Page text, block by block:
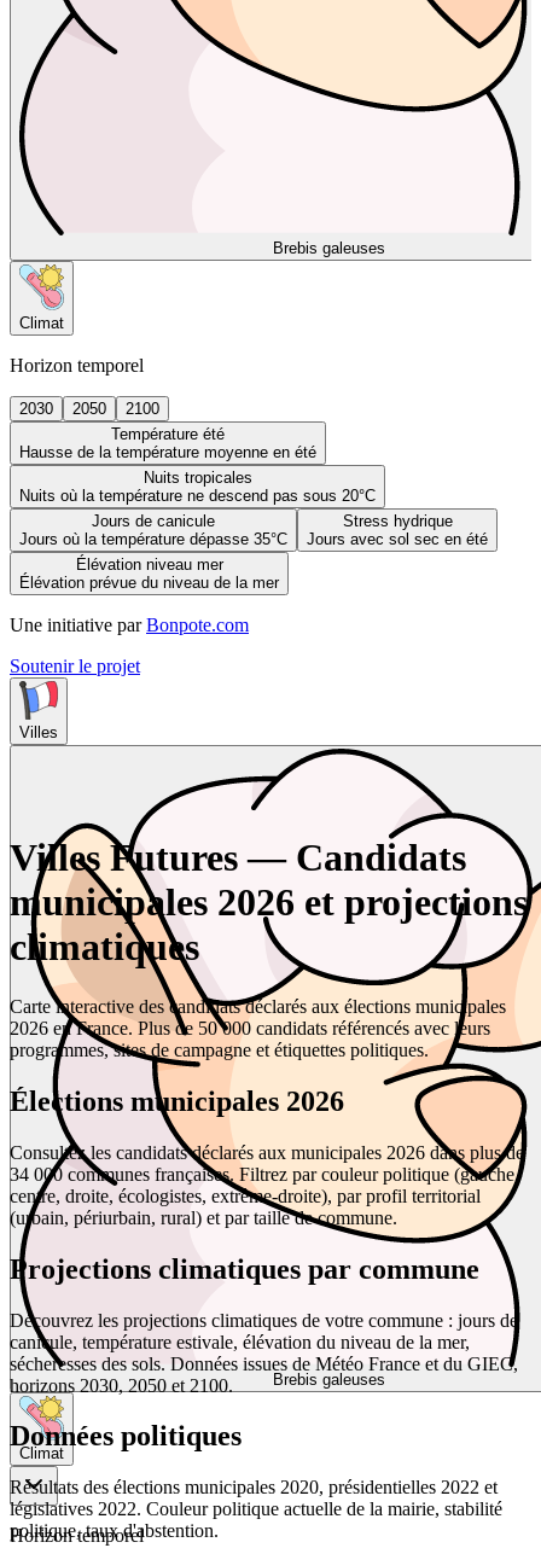
Brebis galeuses
Climat
Horizon temporel
2030 2050
2100
Température été
Hausse de la température moyenne en été
Nuits tropicales
Nuits où la température ne descend pas sous 20°C
Jours de canicule
Jours où la température dépasse 35°C
Stress hydrique
Jours avec sol sec en été
Élévation niveau mer
Élévation prévue du niveau de la mer
Une initiative par Bonpote.com
Soutenir le projet
Villes
Brebis galeuses
Climat
Horizon temporel
Villes Futures — Candidats
municipales 2026 et projections
climatiques
Carte interactive des candidats déclarés aux élections municipales
2026 en France. Plus de 50 000 candidats référencés avec leurs
programmes, sites de campagne et étiquettes politiques.
Élections municipales 2026
Consultez les candidats déclarés aux municipales 2026 dans plus de
34 000 communes françaises. Filtrez par couleur politique (gauche,
centre, droite, écologistes, extrême-droite), par profil territorial
(urbain, périurbain, rural) et par taille de commune.
Projections climatiques par commune
Découvrez les projections climatiques de votre commune : jours de
canicule, température estivale, élévation du niveau de la mer,
sécheresses des sols. Données issues de Météo France et du GIEC,
horizons 2030, 2050 et 2100.
Données politiques
Résultats des élections municipales 2020, présidentielles 2022 et
législatives 2022. Couleur politique actuelle de la mairie, stabilité
politique, taux d'abstention.